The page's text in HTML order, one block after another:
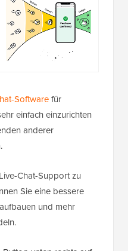
Softwarefür
einfach einzurichten
anderer
Chat-Support zu
Sie eine bessere
und mehr